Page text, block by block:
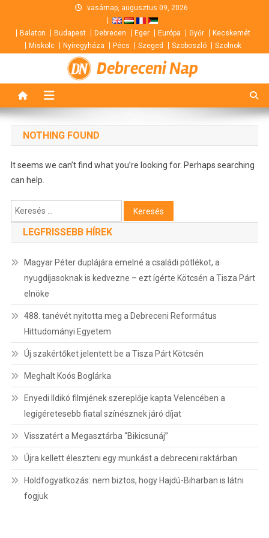
content
vasárnap, augusztus 09, 2026
Balaton Budapest Debrecen Eger Európa Győr
Kecskemét
Miskolc
Nyíregyháza Pécs Szeged Szoboszló Szolnok
Debreceni Nap
NOTHING FOUND
It seems we can’t find what you’re looking for. Perhaps searching
can help.
Keresés:
LEGFRISSEBB HÍREK
Magyar Péter duplájára emelné a családi pótlékot, a
nyugdíjasoknak is kedvezne – ezt ígérte Kötcsén a Tisza Párt
elnöke
488. tanévét nyitotta meg a Debreceni Református
Hittudományi Egyetem
Új szakértőket jelentett be a Tisza Párt Kötcsén
Meghalt Koós Boglárka
Enyedi Ildikó filmjének szereplője kapta Velencében a
legígéretesebb fiatal színésznek járó díjat
Visszatért a Megasztárba “Bikicsunáj”
Újra kellett éleszteni egy munkást a debreceni raktárban
Holdfogyatkozás: nem biztos, hogy Hajdú-Biharban is látni
fogjuk